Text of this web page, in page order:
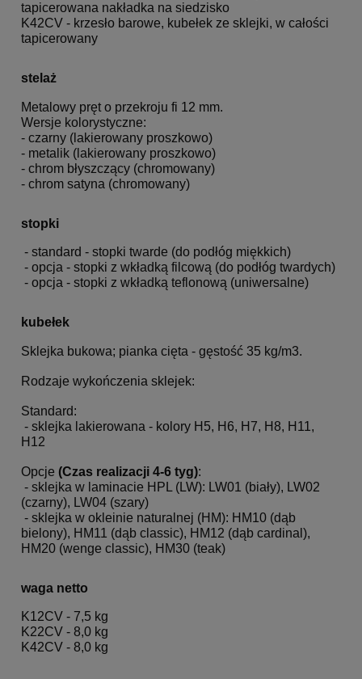
tapicerowana nakładka na siedzisko
K42CV - krzesło barowe, kubełek ze sklejki, w całości
tapicerowany
stelaż
Metalowy pręt o przekroju fi 12 mm.
Wersje kolorystyczne:
- czarny (lakierowany proszkowo)
- metalik (lakierowany proszkowo)
- chrom błyszczący (chromowany)
- chrom satyna (chromowany)
stopki
- standard - stopki twarde (do podłóg miękkich)
- opcja - stopki z wkładką filcową (do podłóg twardych)
- opcja - stopki z wkładką teflonową (uniwersalne)
kubełek
Sklejka bukowa; pianka cięta - gęstość 35 kg/m3.
Rodzaje wykończenia sklejek:
Standard:
- sklejka lakierowana - kolory H5, H6, H7, H8, H11,
H12
Opcje (Czas realizacji 4-6 tyg):
- sklejka w laminacie HPL (LW): LW01 (biały), LW02
(czarny), LW04 (szary)
- sklejka w okleinie naturalnej (HM): HM10 (dąb
bielony), HM11 (dąb classic), HM12 (dąb cardinal),
HM20 (wenge classic), HM30 (teak)
waga netto
K12CV - 7,5 kg
K22CV - 8,0 kg
K42CV - 8,0 kg